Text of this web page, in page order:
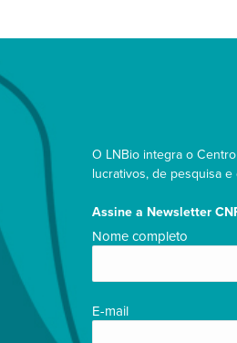
O LNBio integra o
lucrativos, de pesquisa
Assine a Newsletter
Nome
completo/Full
name
Nome completo
E-
mail
E-mail